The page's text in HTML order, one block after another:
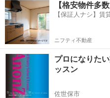
【格安物件多
【保証人ナシ】賃
ニフティ不動産
プロになりた
ッスン
佐世保市